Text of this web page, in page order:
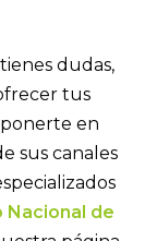
dudas,
tus
en
sus canales
Nacional de